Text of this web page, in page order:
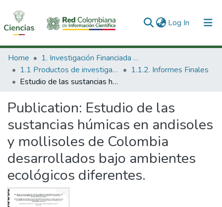
Log In (current)
Communities & Collections
All of DSpace
Home
1. Investigación Financiada con Recursos Públicos
1.1 Productos de investigación
1.1.2. Informes Finales
Estudio de las sustancias húmicas en andisoles y mollisoles de Colombia desarrollados bajo ambientes ecológicos diferentes.
Publication: Estudio de las
sustancias húmicas en andisoles
y mollisoles de Colombia
desarrollados bajo ambientes
ecológicos diferentes.